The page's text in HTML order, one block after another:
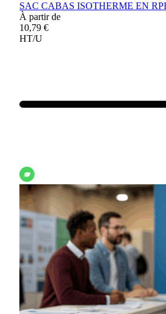
SAC CABAS ISOTHERME EN
À partir de
10,79 €
HT/U